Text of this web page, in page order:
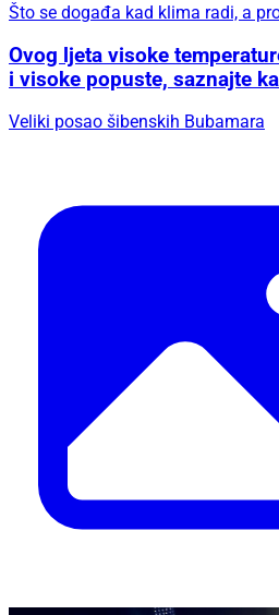
Što se događa kad klima radi, a
Ovog ljeta visoke
i visoke popuste, saznajte
Veliki posao šibenskih Bubamara